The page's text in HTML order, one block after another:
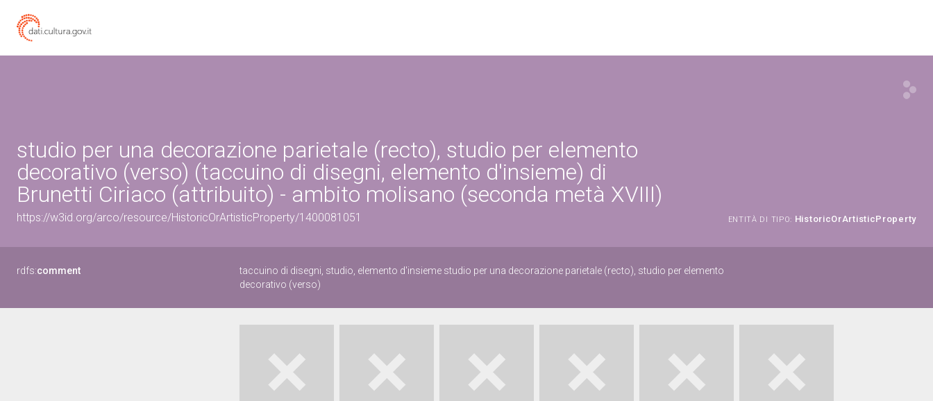
studio per una decorazione parietale (recto), studio per elemento
decorativo (verso) (taccuino di disegni, elemento d'insieme) di
Brunetti Ciriaco (attribuito) - ambito molisano (seconda metà XVIII)
https://w3id.org/arco/resource/HistoricOrArtisticProperty/1400081051 ENTITÀ DI TIPO: HistoricOrArtisticProperty
rdfs:comment
taccuino di disegni, studio, elemento d'insieme studio per una decorazione parietale (recto), studio per elemento
decorativo (verso)